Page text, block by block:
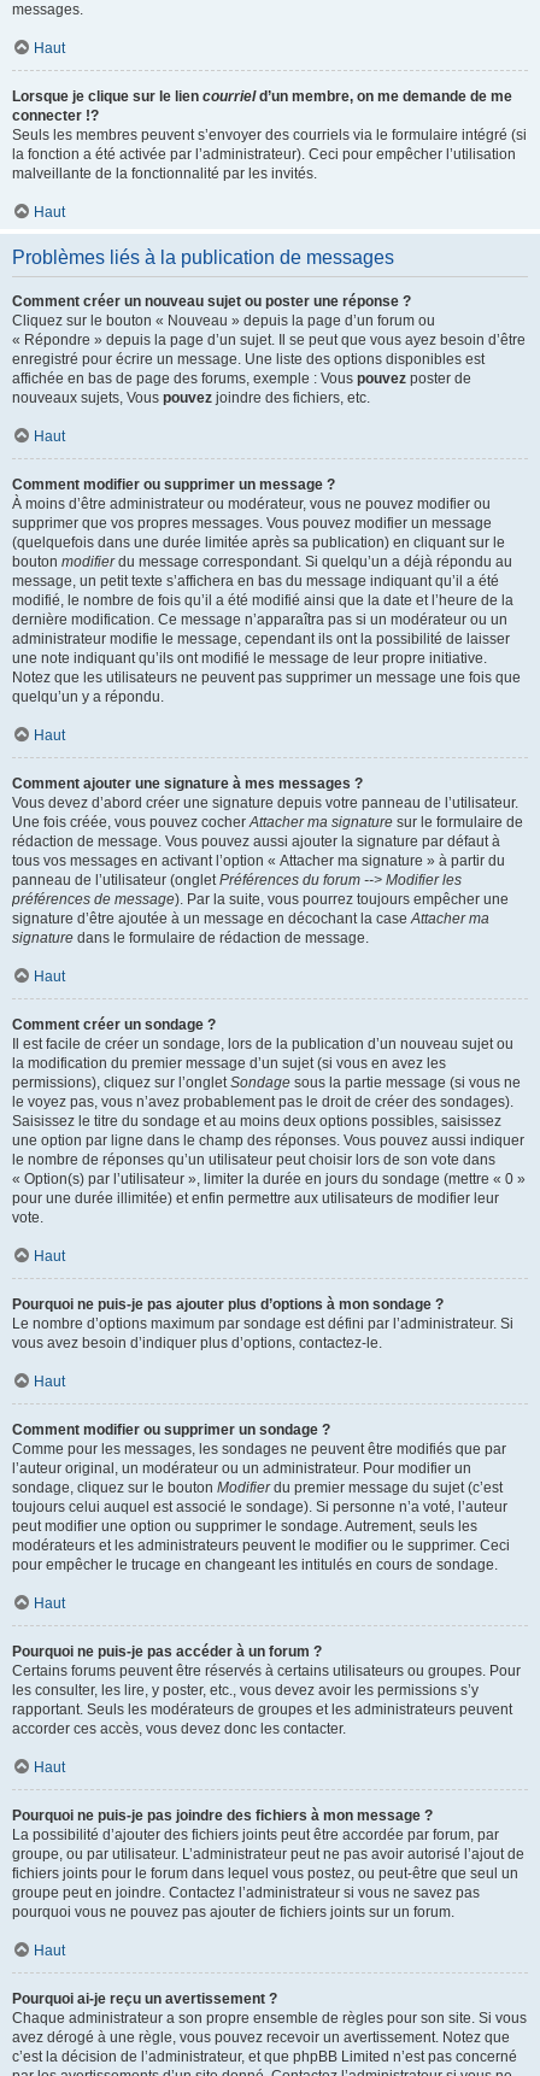
messages.
Haut
Lorsque je clique sur le lien courrield’un membre, on me demande de me
connecter !?
Seuls les membres peuvent s’envoyer des courriels via le formulaire intégré (si
la fonction a été activée par l’administrateur). Ceci pour empêcher l’utilisation
malveillante de la fonctionnalité par les invités.
Haut
Problèmes liés à la publication de messages
Comment créer un nouveau sujet ou poster une réponse ?
Cliquez sur le bouton « Nouveau » depuis la page d’un forum ou
« Répondre » depuis la page d’un sujet. Il se peut que vous ayez besoin d’être
enregistré pour écrire un message. Une liste des options disponibles est
affichée en bas de page des forums, exemple : Vous pouvez poster de
nouveaux sujets, Vous pouvez joindre des fichiers, etc.
Haut
Comment modifier ou supprimer un message ?
À moins d’être administrateur ou modérateur, vous ne pouvez modifier ou
supprimer que vos propres messages. Vous pouvez modifier un message
(quelquefois dans une durée limitée après sa publication) en cliquant sur le
bouton modifierdu message correspondant. Si quelqu’un a déjà répondu au
message, un petit texte s’affichera en bas du message indiquant qu’il a été
modifié, le nombre de fois qu’il a été modifié ainsi que la date et l’heure de la
dernière modification. Ce message n’apparaîtra pas si un modérateur ou un
administrateur modifie le message, cependant ils ont la possibilité de laisser
une note indiquant qu’ils ont modifié le message de leur propre initiative.
Notez que les utilisateurs ne peuvent pas supprimer un message une fois que
quelqu’un y a répondu.
Haut
Comment ajouter une signature à mes messages ?
Vous devez d’abord créer une signature depuis votre panneau de l’utilisateur.
Une fois créée, vous pouvez cocherAttacher ma signature sur le formulaire de
rédaction de message. Vous pouvez aussi ajouter la signature par défaut à
tous vos messages en activant l’option « Attacher ma signature » à partir du
panneau de l’utilisateur (ongletPréférences du forum --> Modifier les
préférences de message). Par la suite, vous pourrez toujours empêcher une
signature d’être ajoutée à un message en décochant la caseAttacher ma
signature dans le formulaire de rédaction de message.
Haut
Comment créer un sondage ?
Il est facile de créer un sondage, lors de la publication d’un nouveau sujet ou
la modification du premier message d’un sujet (si vous en avez les
permissions), cliquez sur l’ongletSondage sous la partie message (si vous ne
le voyez pas, vous n’avez probablement pas le droit de créer des sondages).
Saisissez le titre du sondage et au moins deux options possibles, saisissez
une option par ligne dans le champ des réponses. Vous pouvez aussi indiquer
le nombre de réponses qu’un utilisateur peut choisir lors de son vote dans
« Option(s) par l’utilisateur », limiter la durée en jours du sondage (mettre « 0 »
pour une durée illimitée) et enfin permettre aux utilisateurs de modifier leur
vote.
Haut
Pourquoi ne puis-je pas ajouter plus d’options à mon sondage ?
Le nombre d’options maximum par sondage est défini par l’administrateur. Si
vous avez besoin d’indiquer plus d’options, contactez-le.
Haut
Comment modifier ou supprimer un sondage ?
Comme pour les messages, les sondages ne peuvent être modifiés que par
l’auteur original, un modérateur ou un administrateur. Pour modifier un
sondage, cliquez sur le bouton Modifierdu premier message du sujet (c’est
toujours celui auquel est associé le sondage). Si personne n’a voté, l’auteur
peut modifier une option ou supprimer le sondage. Autrement, seuls les
modérateurs et les administrateurs peuvent le modifier ou le supprimer. Ceci
pour empêcher le trucage en changeant les intitulés en cours de sondage.
Haut
Pourquoi ne puis-je pas accéder à un forum ?
Certains forums peuvent être réservés à certains utilisateurs ou groupes. Pour
les consulter, les lire, y poster, etc., vous devez avoir les permissions s’y
rapportant. Seuls les modérateurs de groupes et les administrateurs peuvent
accorder ces accès, vous devez donc les contacter.
Haut
Pourquoi ne puis-je pas joindre des fichiers à mon message ?
La possibilité d’ajouter des fichiers joints peut être accordée par forum, par
groupe, ou par utilisateur. L’administrateur peut ne pas avoir autorisé l’ajout de
fichiers joints pour le forum dans lequel vous postez, ou peut-être que seul un
groupe peut en joindre. Contactez l’administrateur si vous ne savez pas
pourquoi vous ne pouvez pas ajouter de fichiers joints sur un forum.
Haut
Pourquoi ai-je reçu un avertissement ?
Chaque administrateur a son propre ensemble de règles pour son site. Si vous
avez dérogé à une règle, vous pouvez recevoir un avertissement. Notez que
c’est la décision de l’administrateur, et que phpBB Limited n’est pas concerné